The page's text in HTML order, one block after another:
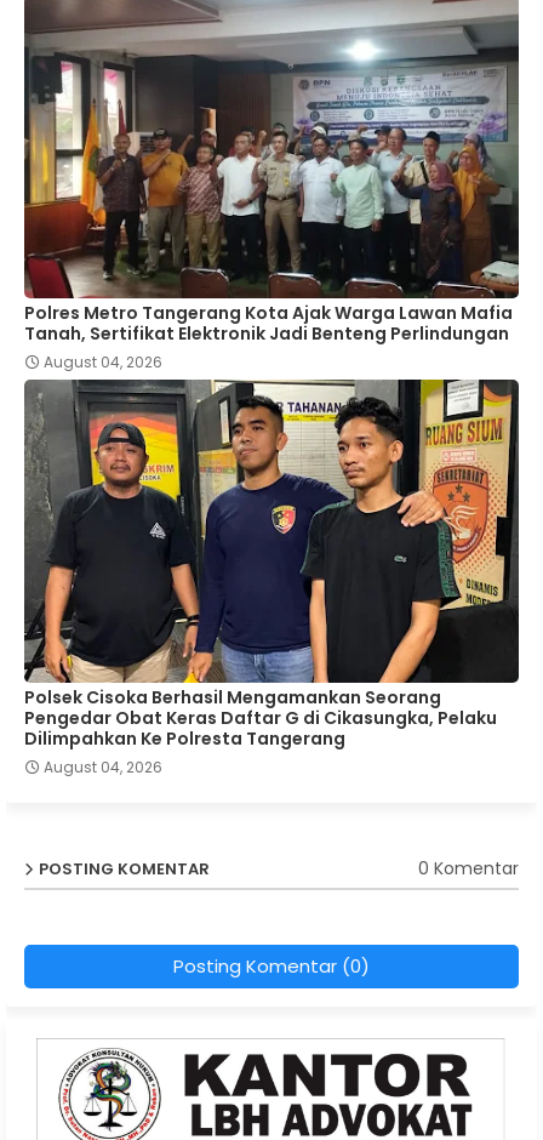
Polres Metro Tangerang Kota Ajak Warga Lawan Mafia
Tanah, Sertifikat Elektronik Jadi Benteng Perlindungan
August 04, 2026
Polsek Cisoka Berhasil Mengamankan Seorang
Pengedar Obat Keras Daftar G di Cikasungka, Pelaku
Dilimpahkan Ke Polresta Tangerang
August 04, 2026
POSTING KOMENTAR 0 Komentar
Posting Komentar (0)